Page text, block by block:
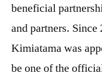
beneficial
and partners. Since
Kimiatama was
be one of the